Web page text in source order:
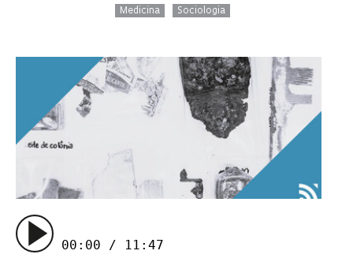
Medicina Sociologia
00:00 / 11:47